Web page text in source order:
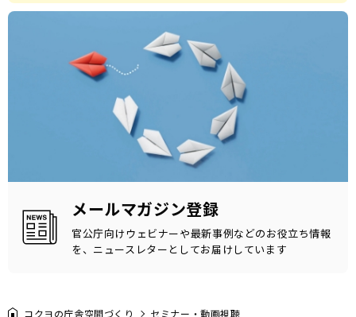
メールマガジン登録
官公庁向けウェビナーや最新事例などのお役立ち情報
を、ニュースレターとしてお届けしています
コクヨの庁舎空間づくり
セミナー・動画視聴